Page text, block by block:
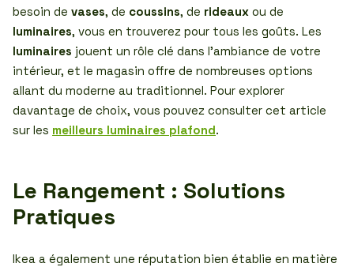
besoin de vases, de coussins, de rideaux ou de
luminaires, vous en trouverez pour tous les goûts. Les
luminaires jouent un rôle clé dans l’ambiance de votre
intérieur, et le magasin offre de nombreuses options
allant du moderne au traditionnel. Pour explorer
davantage de choix, vous pouvez consulter cet article
sur les meilleurs luminaires plafond.
Le Rangement : Solutions
Pratiques
Ikea a également une réputation bien établie en matière